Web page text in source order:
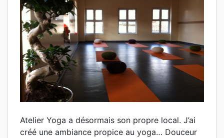
Atelier Yoga a désormais son propre local. J’ai
créé une ambiance propice au yoga… Douceur